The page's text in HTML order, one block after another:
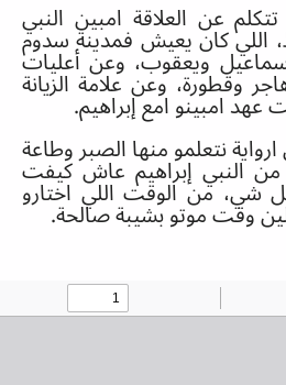
عن العلاقة امبين النبي
اللي كان يعيش فمدينة سدوم
ويعقوب، وعن أعليات
وقطورة، وعن علامة الزيانة
عهد امبينو امع إبراهيم.
ارواية نتعلمو منها الصبر وطاعة
النبي إبراهيم عاش كيفت
شي، من الوقت اللي اختارو
وقت موتو بشيبة صالحة.